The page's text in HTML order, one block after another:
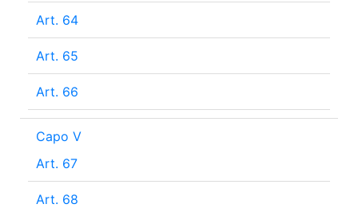
Art. 64
Art. 65
Art. 66
Capo V
Art. 67
Art. 68